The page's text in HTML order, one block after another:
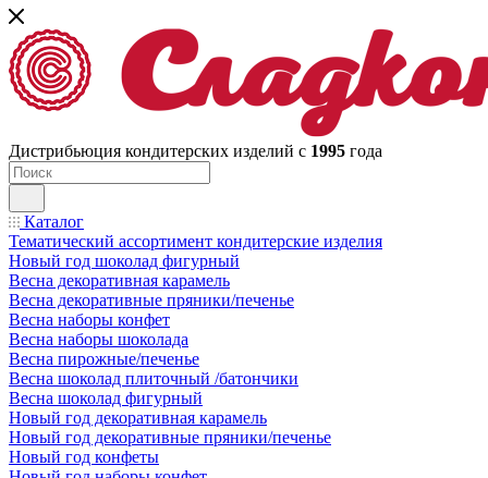
Дистрибьюция кондитерских изделий с 1995 года
Каталог
Тематический ассортимент кондитерские изделия
Новый год шоколад фигурный
Весна декоративная карамель
Весна декоративные пряники/печенье
Весна наборы конфет
Весна наборы шоколада
Весна пирожные/печенье
Весна шоколад плиточный /батончики
Весна шоколад фигурный
Новый год декоративная карамель
Новый год декоративные пряники/печенье
Новый год конфеты